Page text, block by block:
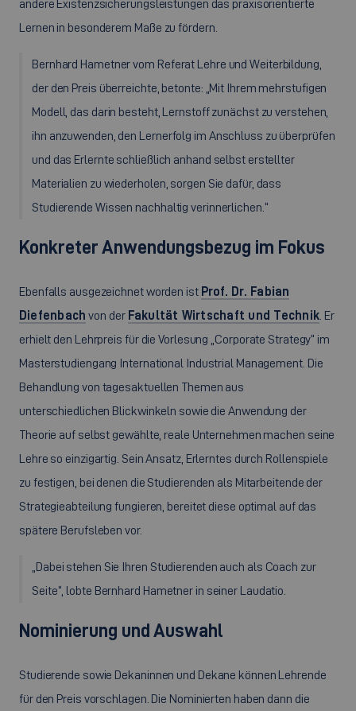
andere Existenzsicherungsleistungen das praxisorientierte
Lernen in besonderem Maße zu fördern.
Bernhard Hametner vom Referat Lehre und Weiterbildung,
der den Preis überreichte, betonte: „Mit Ihrem mehrstufigen
Modell, das darin besteht, Lernstoff zunächst zu verstehen,
ihn anzuwenden, den Lernerfolg im Anschluss zu überprüfen
und das Erlernte schließlich anhand selbst erstellter
Materialien zu wiederholen, sorgen Sie dafür, dass
Studierende Wissen nachhaltig verinnerlichen.“
Konkreter Anwendungsbezug im Fokus
Ebenfalls ausgezeichnet worden ist Prof. Dr. Fabian
Diefenbach von der Fakultät Wirtschaft und Technik . Er
erhielt den Lehrpreis für die Vorlesung „ Corporate Strategy“ im
Masterstudiengang International Industrial Management. Die
Behandlung von tagesaktuellen Themen aus
unterschiedlichen Blickwinkeln sowie die Anwendung der
Theorie auf selbst gewählte, reale Unternehmen machen seine
Lehre so einzigartig. Sein Ansatz, Erlerntes durch Rollenspiele
zu festigen, bei denen die Studierenden als Mitarbeitende der
Strategieabteilung fungieren, bereitet diese optimal auf das
spätere Berufsleben vor.
„Dabei stehen Sie Ihren Studierenden auch als Coach zur
Seite“, lobte Bernhard Hametner in seiner Laudatio.
Nominierung und Auswahl
Studierende sowie Dekaninnen und Dekane können Lehrende
für den Preis vorschlagen. Die Nominierten haben dann die